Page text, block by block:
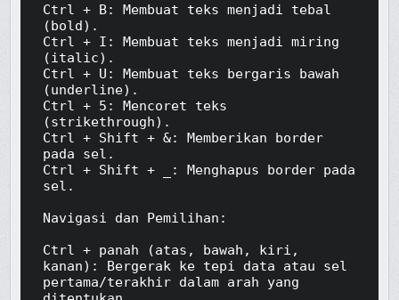
Ctrl + B: Membuat teks menjadi tebal
(bold).
Ctrl + I: Membuat teks menjadi miring
(italic).
Ctrl + U: Membuat teks bergaris bawah
(underline).
Ctrl + 5: Mencoret teks
(strikethrough).
Ctrl + Shift + &: Memberikan border
pada sel.
Ctrl + Shift + _: Menghapus border pada
sel.
Navigasi dan Pemilihan:
Ctrl + panah (atas, bawah, kiri,
kanan): Bergerak ke tepi data atau sel
pertama/terakhir dalam arah yang